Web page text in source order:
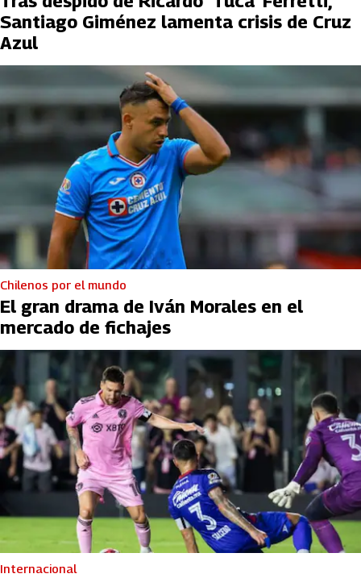
Santiago Giménez lamenta crisis de Cruz
Azul
Chilenos por el mundo
El gran drama de Iván Morales en el
mercado de fichajes
Internacional